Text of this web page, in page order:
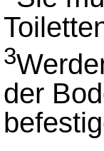
3
der